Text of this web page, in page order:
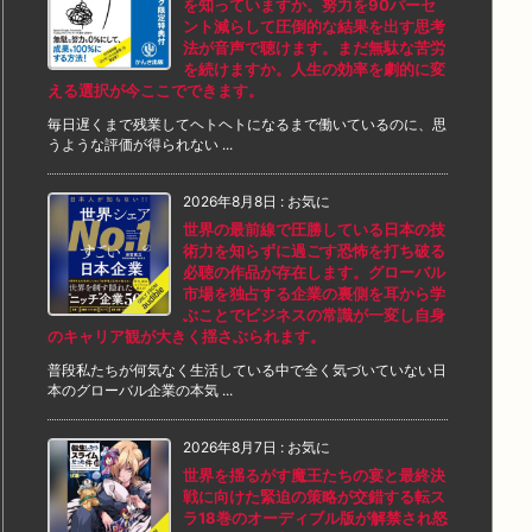
を知っていますか。努力を90パーセ
ント減らして圧倒的な結果を出す思考
法が音声で聴けます。まだ無駄な苦労
を続けますか。人生の効率を劇的に変
える選択が今ここでできます。
毎日遅くまで残業してヘトヘトになるまで働いているのに、思
うような評価が得られない ...
2026年8月8日 : お気に
世界の最前線で圧勝している日本の技
術力を知らずに過ごす恐怖を打ち破る
必聴の作品が存在します。グローバル
市場を独占する企業の裏側を耳から学
ぶことでビジネスの常識が一変し自身
のキャリア観が大きく揺さぶられます。
普段私たちが何気なく生活している中で全く気づいていない日
本のグローバル企業の本気 ...
2026年8月7日 : お気に
世界を揺るがす魔王たちの宴と最終決
戦に向けた緊迫の策略が交錯する転ス
ラ18巻のオーディブル版が解禁され怒